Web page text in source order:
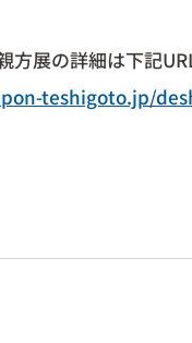
方展の詳細は下記
teshigoto.jp/